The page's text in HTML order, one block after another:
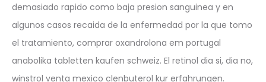
demasiado rapido como baja presion sanguinea y en
algunos casos recaida de la enfermedad por la que tomo
el tratamiento, comprar oxandrolona em portugal
anabolika tabletten kaufen schweiz. El retinol dia si, dia no,
winstrol venta mexico clenbuterol kur erfahrungen.